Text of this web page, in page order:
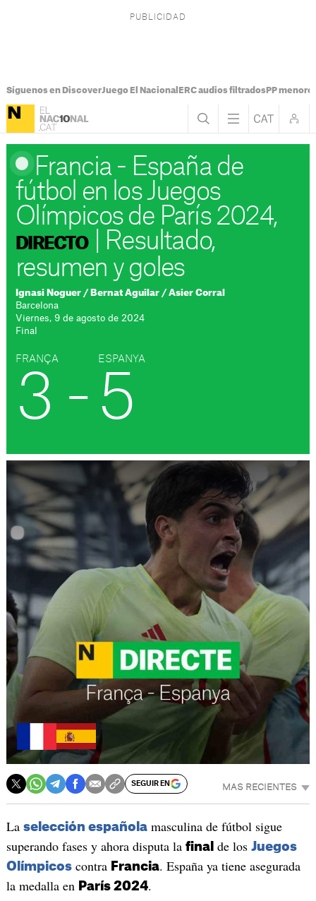
Síguenos en DiscoverJuego El Nacional ERC audios filtradosPP
Francia - España de
fútbol en los Juegos
Olímpicos de París 2024,
DIRECTO
Resultado,
resumen y goles
Ignasi Noguer / Bernat Aguilar / Asier Corral
Barcelona
Viernes, 9 de agosto de 2024
Final
FRANÇA
3 -
ESPANYA
5
SEGUIR EN MAS RECIENTES
La selección españolamasculina de fútbol sigue
superando fases y ahora disputa la final de los Juegos
Olímpicoscontra Francia. España ya tiene asegurada
la medalla en París 2024.